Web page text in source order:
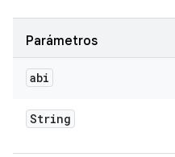
Parámetros
abi
String